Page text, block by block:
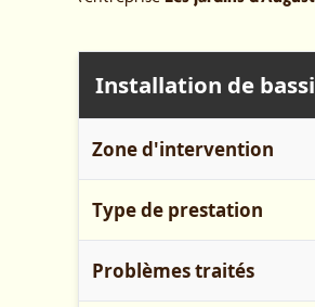
Installation de
Zone d'intervention
Type de prestation
Problèmes traités